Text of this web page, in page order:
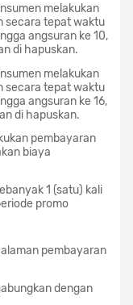
melakukan
secara tepat waktu
angsuran ke 10,
di hapuskan.
melakukan
secara tepat waktu
angsuran ke 16,
di hapuskan.
pembayaran
biaya
1 (satu) kali
promo
pembayaran
dengan